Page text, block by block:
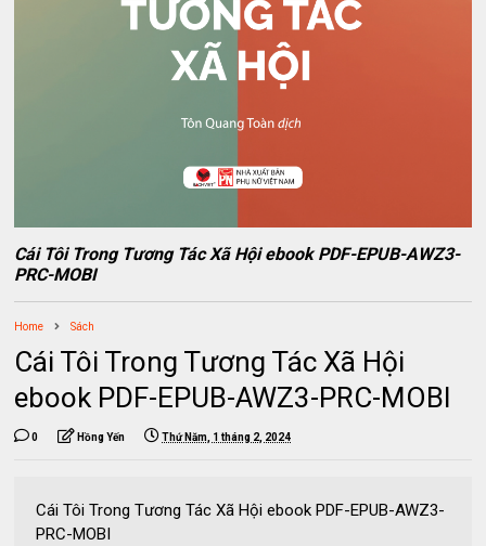
Cái Tôi Trong Tương Tác Xã Hội ebook PDF-EPUB-AWZ3-
PRC-MOBI
Home Sách
Cái Tôi Trong Tương Tác Xã Hội
ebook PDF-EPUB-AWZ3-PRC-MOBI
0 Hồng Yến Thứ Năm, 1 tháng 2, 2024
Cái Tôi Trong Tương Tác Xã Hội ebook PDF-EPUB-AWZ3-
PRC-MOBI